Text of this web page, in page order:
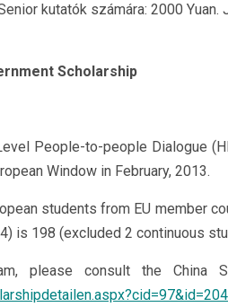
kutatók számára: 2000
Scholarship
People-to-people Dialogue
Window in February, 2013.
students from EU member
is 198 (excluded 2 continuous
please consult the China